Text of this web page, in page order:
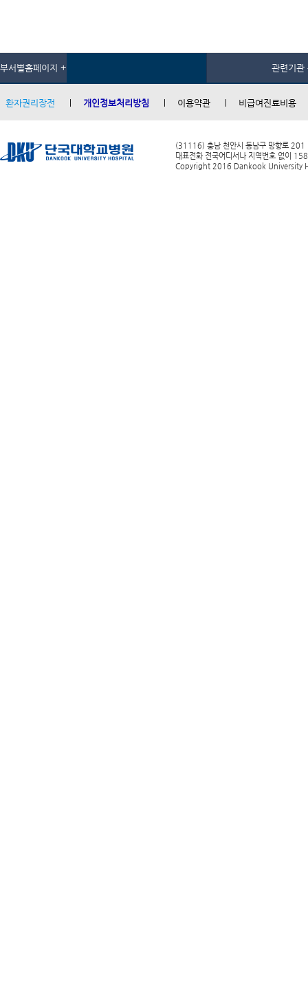
부서별홈페이지 + 관련기관
환자권리장전 개인정보처리방침 이용약관 비급여진료비용
(31116) 충남 천안시 동남구 망향로 201
대표전화 전국어디서나 지역번호 없이
Copyright 2016 Dankook University